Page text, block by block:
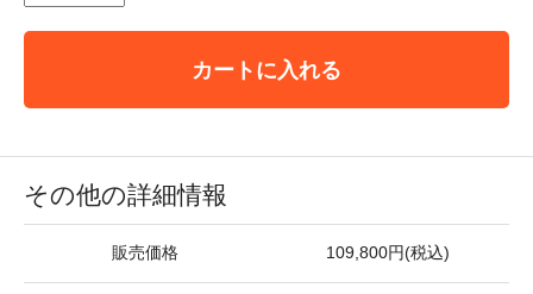
カートに入れる
その他の詳細情報
販売価格 109,800円(税込)